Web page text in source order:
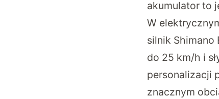
akumulator to
W
silnik Shimano
do 25 km/h i
personalizacji
znacznym